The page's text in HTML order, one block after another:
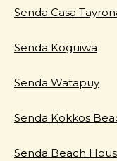
Senda Casa
Senda Koguiwa
Senda Watapuy
Senda Kokkos
Senda Beach